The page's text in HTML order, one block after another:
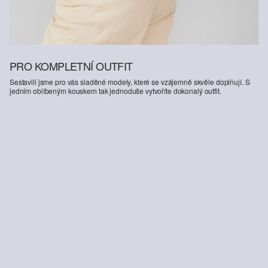
PRO KOMPLETNÍ OUTFIT
Sestavili jsme pro vás sladěné modely, které se vzájemně skvěle doplňují. S
jedním oblíbeným kouskem tak jednoduše vytvoříte dokonalý outfit.